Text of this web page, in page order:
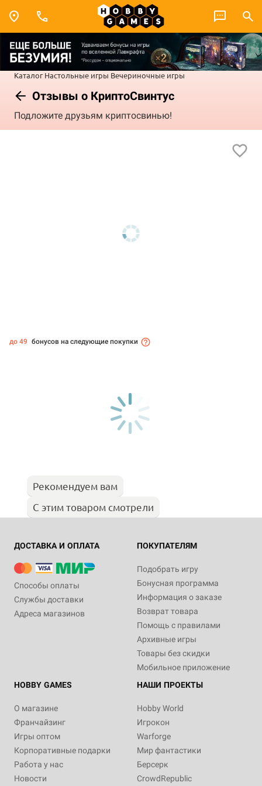
Каталог Настольные игры Вечериночные игры
Отзывы о КриптоСвинтус
Подложите друзьям криптосвинью!
до 49 бонусов на следующие покупки
Рекомендуем вам
С этим товаром смотрели
ДОСТАВКА И ОПЛАТА
Способы оплаты
Службы доставки
Адреса магазинов
ПОКУПАТЕЛЯМ
Подобрать игру
Бонусная программа
Информация о заказе
Возврат товара
Помощь с правилами
Архивные игры
Товары без скидки
Мобильное приложение
HOBBY GAMES
О магазине
Франчайзинг
Игры оптом
Корпоративные подарки
Работа у нас
Новости
НАШИ ПРОЕКТЫ
Hobby World
Игрокон
Warforge
Мир фантастики
Берсерк
CrowdRepublic